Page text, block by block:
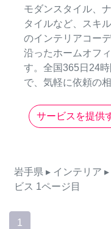
モダンスタイル、
タイルなど、スキ
のインテリアコー
沿ったホームオフ
す。全国365日24
で、気軽に依頼の
サービスを提供
岩手県 ▸ インテリア
ビス 1ページ目
1